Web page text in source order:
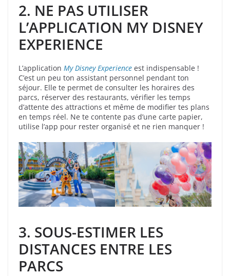
2. NE PAS UTILISER
L’APPLICATION MY DISNEY
EXPERIENCE
L’application My Disney Experience est indispensable !
C’est un peu ton assistant personnel pendant ton
séjour. Elle te permet de consulter les horaires des
parcs, réserver des restaurants, vérifier les temps
d’attente des attractions et même de modifier tes plans
en temps réel. Ne te contente pas d’une carte papier,
utilise l’app pour rester organisé et ne rien manquer !
3. SOUS-ESTIMER LES
DISTANCES ENTRE LES
PARCS